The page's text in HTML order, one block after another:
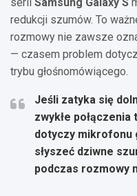
redukcji szumów. To
rozmowy nie zawsze
— czasem problem
trybu głośnomówiącego.
Jeśli zatyka się
zwykłe
dotyczy mikrofonu
słyszeć dziwne
podczas rozmowy